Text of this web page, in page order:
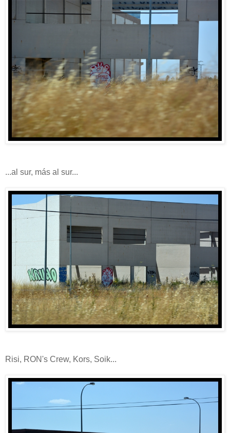
...al sur, más al sur...
Risi, RON's Crew, Kors, Soik...